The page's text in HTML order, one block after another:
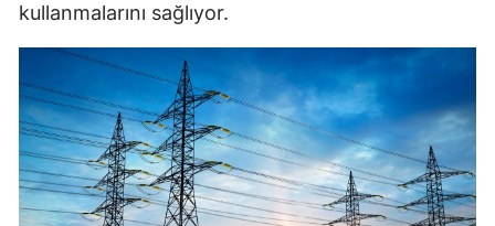
kullanmalarını sağlıyor.